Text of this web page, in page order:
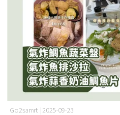
Go2samrt | 2025-09-23